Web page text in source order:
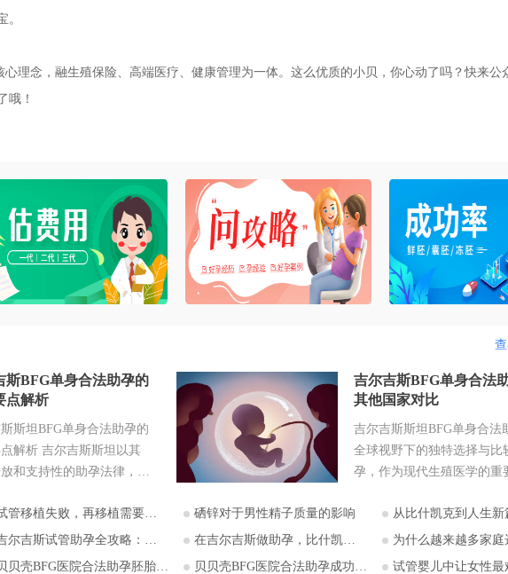
。
理念，融生殖保险、高端医疗、健康管理为一体。这么优质的小贝，你心动了吗？快来公
哦！
斯BFG单身合法助孕的
点解析
斯坦BFG单身合法助孕的
解析 吉尔吉斯斯坦以其
和支持性的助孕法律，成
别是对于希望通过助孕实现
母梦想的单身人士，吉尔吉
的法律框架值得深入探讨。
吉尔吉斯BFG单身合法
其他国家对比
吉尔吉斯斯坦BFG单身合法
全球视野下的独特选择与比
孕，作为现代生殖医学的重
生育的个人和家庭带来了希
而，全球各国对助孕的法律
异巨大，尤其对于单身人士
管移植失败，再移植需要注意哪些？ 硒锌对于男性精子质量的影响
从比什凯克到人生新篇：中国家庭赴吉尔吉斯助
吉斯试管助孕全攻略：为什么越来越多的中国家庭选择比什凯克？ 在吉尔吉斯做助孕，比什凯克BFG医院全流程深度解析：从签约到抱娃
为什么越来越多家庭选择吉尔吉斯助孕？比什凯克BFG
贝壳BFG医院合法助孕胚胎移植流程详解 贝贝壳BFG医院合法助孕成功率影响因素分析
试管婴儿中让女性最难熬的事